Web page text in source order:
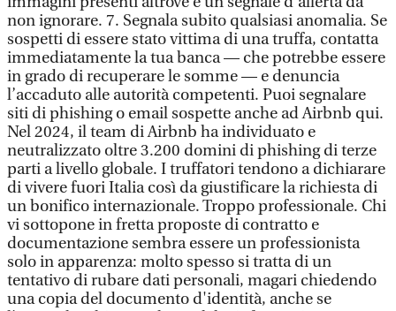
non ignorare. 7. Segnala subito qualsiasi anomalia. Se
sospetti di essere stato vittima di una truffa, contatta
immediatamente la tua banca — che potrebbe essere
in grado di recuperare le somme — e denuncia
l’accaduto alle autorità competenti. Puoi segnalare
siti di phishing o email sospette anche ad Airbnb qui.
Nel 2024, il team di Airbnb ha individuato e
neutralizzato oltre 3.200 domini di phishing di terze
parti a livello globale. I truffatori tendono a dichiarare
di vivere fuori Italia così da giustificare la richiesta di
un bonifico internazionale. Troppo professionale. Chi
vi sottopone in fretta proposte di contratto e
documentazione sembra essere un professionista
solo in apparenza: molto spesso si tratta di un
tentativo di rubare dati personali, magari chiedendo
una copia del documento d'identità, anche se